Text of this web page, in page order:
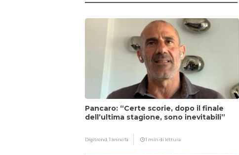
Pancaro: “Certe scorie, dopo il finale
dell’ultima stagione, sono inevitabili”
Digitrend,1 anno fa 1 min di lettura